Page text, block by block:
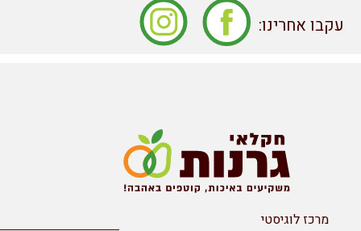
עקבו אחרינו:
מרכז לוגיסטי